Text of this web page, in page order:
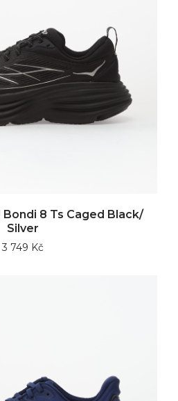
8 Ts Caged Black/
Silver
3 749 Kč